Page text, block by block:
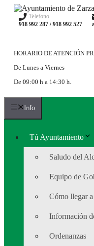
Saltar
contenido
Telefono
918 992 287 / 918 992 527
HORARIO DE ATENCIÓN
De Lunes a Viernes
De 09:00 h a 14:30 h.
Info
Tú Ayuntamiento
Saludo del
Equipo de
Cómo llegar
Información
Ordenanzas